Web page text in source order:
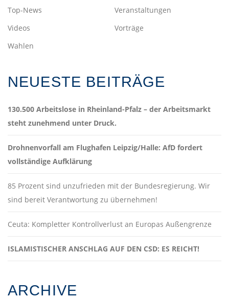
Top-News
Veranstaltungen
Videos
Vorträge
Wahlen
NEUESTE BEITRÄGE
130.500 Arbeitslose in Rheinland-Pfalz – der Arbeitsmarkt
steht zunehmend unter Druck.
Drohnenvorfall am Flughafen Leipzig/Halle: AfD fordert
vollständige Aufklärung
85 Prozent sind unzufrieden mit der Bundesregierung. Wir
sind bereit Verantwortung zu übernehmen!
Ceuta: Kompletter Kontrollverlust an Europas Außengrenze
ISLAMISTISCHER ANSCHLAG AUF DEN CSD: ES REICHT!
ARCHIVE